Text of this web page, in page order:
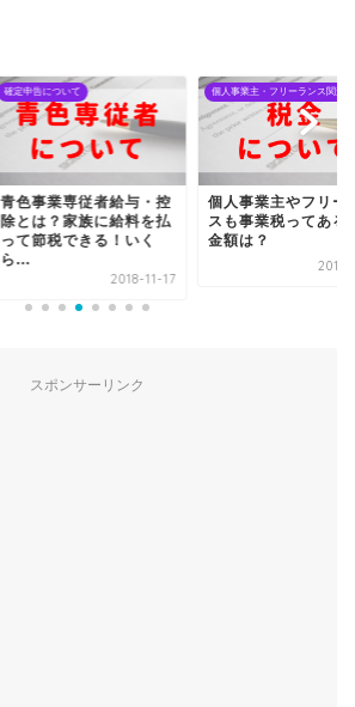
確定申告について
青色事業専従者給与・控
除とは？家族に給料を払
って節税できる！いく
ら...
2018-11-17
個人事業主・フリーランス関連
個人事業主やフリー
スも事業税ってある
金額は？
2018-
スポンサーリンク